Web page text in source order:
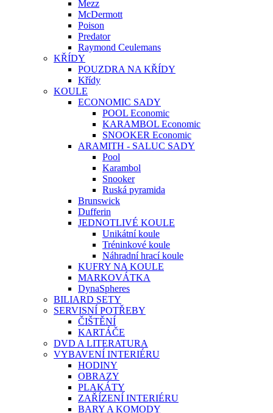
Mezz
McDermott
Poison
Predator
Raymond Ceulemans
KŘÍDY
POUZDRA NA KŘÍDY
Křídy
KOULE
ECONOMIC SADY
POOL Economic
KARAMBOL Economic
SNOOKER Economic
ARAMITH - SALUC SADY
Pool
Karambol
Snooker
Ruská pyramida
Brunswick
Dufferin
JEDNOTLIVÉ KOULE
Unikátní koule
Tréninkové koule
Náhradní hrací koule
KUFRY NA KOULE
MARKOVÁTKA
DynaSpheres
BILIARD SETY
SERVISNÍ POTŘEBY
ČIŠTĚNÍ
KARTÁČE
DVD A LITERATURA
VYBAVENÍ INTERIÉRU
HODINY
OBRAZY
PLAKÁTY
ZAŘÍZENÍ INTERIÉRU
BARY A KOMODY